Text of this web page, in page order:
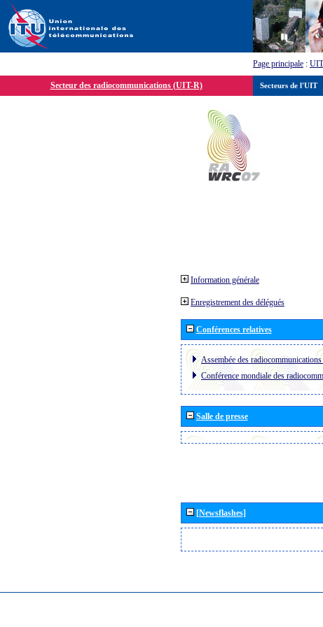
Page principale :
Secteur des radiocommunications (UIT-R)
Information générale
Enregistrement des délégués
Conférences relatives
Assembée des
Conférence mondiale des
Salle de presse
[Newsflashes]
Secteurs de l'UIT